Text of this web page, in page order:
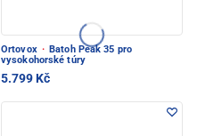
Ortovox · Batoh Peak 35 pro
vysokohorské túry
5.799 Kč